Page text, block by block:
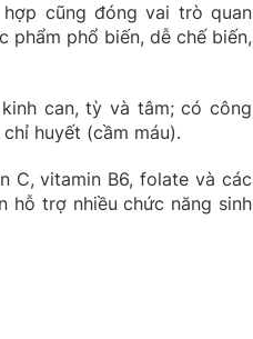
cũng đóng vai trò quan
phổ biến, dễ chế biến,
can, tỳ và tâm; có công
huyết (cầm máu).
C, vitamin B6, folate và các
hỗ trợ nhiều chức năng sinh